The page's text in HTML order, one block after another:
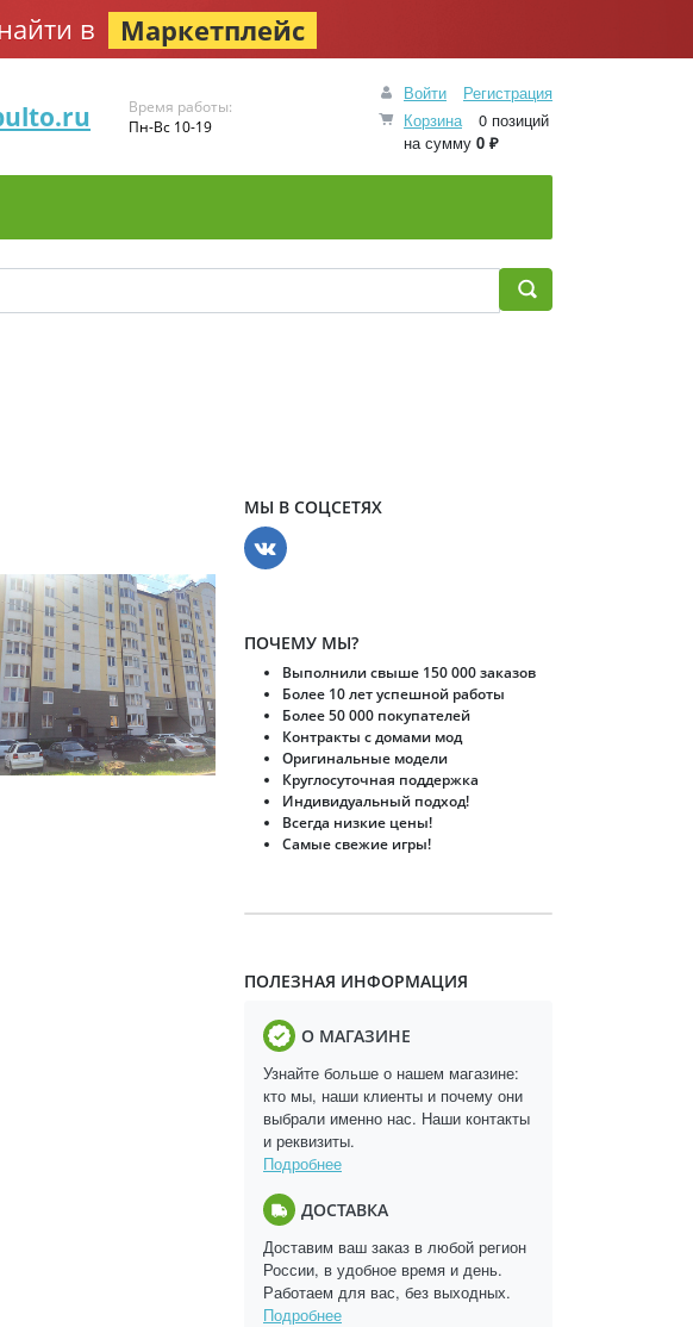
в Маркетплейс
Войти
Регистрация
Корзина
0 позиций
на сумму 0 ₽
Время работы:
Пн-Вс 10-19
МЫ В СОЦСЕТЯХ
ПОЧЕМУ МЫ?
Выполнили свыше 150 000 заказов
Более 10 лет успешной работы
Более 50 000 покупателей
Контракты с домами мод
Оригинальные модели
Круглосуточная поддержка
Индивидуальный подход!
Всегда низкие цены!
Самые свежие игры!
ПОЛЕЗНАЯ ИНФОРМАЦИЯ
О МАГАЗИНЕ
Узнайте больше о нашем магазине:
кто мы, наши клиенты и почему они
выбрали именно нас. Наши контакты
и реквизиты.
Подробнее
ДОСТАВКА
Доставим ваш заказ в любой регион
России, в удобное время и день.
Работаем для вас, без выходных.
Подробнее